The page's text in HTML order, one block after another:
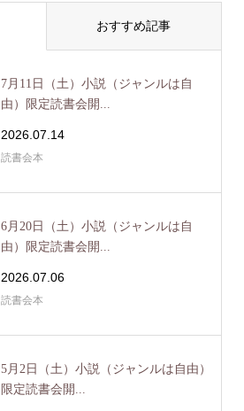
おすすめ記事
7月11日（土）小説（ジャンルは自
由）限定読書会開...
2026.07.14
読書会本
6月20日（土）小説（ジャンルは自
由）限定読書会開...
2026.07.06
読書会本
5月2日（土）小説（ジャンルは自由）
限定読書会開...